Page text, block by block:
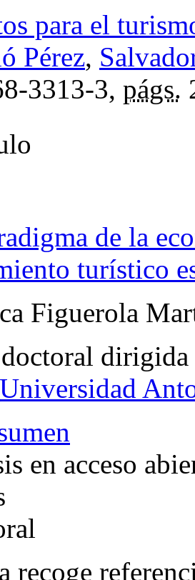
para el
Pérez,
3313-3, págs.
de la
turístico
Figuerola
doctoral
Universidad
en acceso
recoge